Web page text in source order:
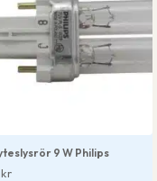
9 W Philips
kr